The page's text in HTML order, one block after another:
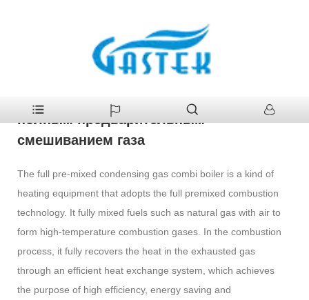
Конденсационный газовый
котел с полным предварительным смешиванием газа
полным предварительным
смешиванием газа
The full pre-mixed condensing gas combi boiler is a kind of
heating equipment that adopts the full premixed combustion
technology. It fully mixed fuels such as natural gas with air to
form high-temperature combustion gases. In the combustion
process, it fully recovers the heat in the exhausted gas
through an efficient heat exchange system, which achieves
the purpose of high efficiency, energy saving and